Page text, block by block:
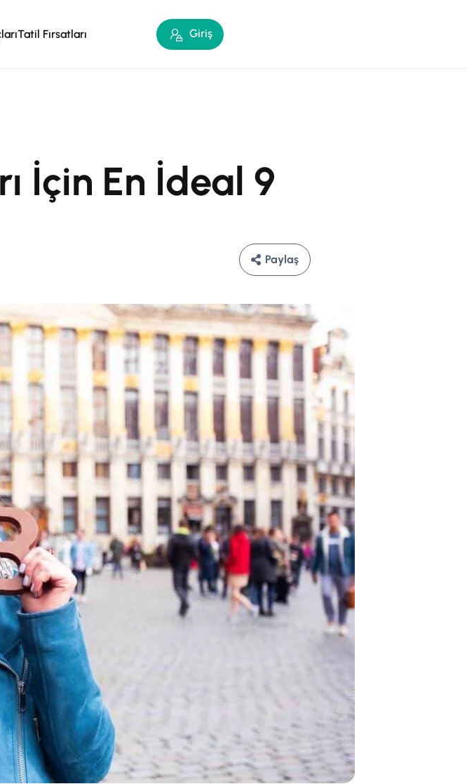
Tatil Fırsatları Giriş
İçin En İdeal 9
Paylaş